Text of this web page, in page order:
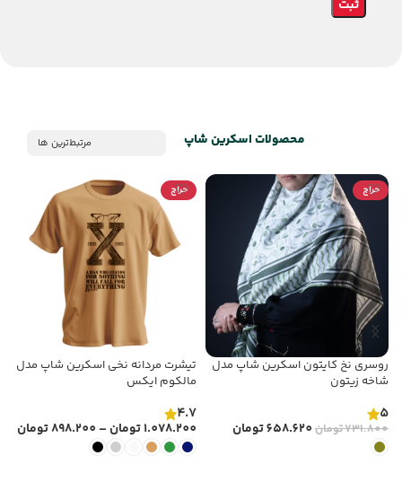
محصولات اسکرین شاپ مرتبط‌ترین ها
حراج
روسری نخ کایتون اسکرین شاپ مدل
شاخه زیتون
5
731.800تومان 658.620تومان
حراج
تیشرت مردانه نخی اسکرین شاپ مدل
مالکوم‌ ایکس
4.7
1.078.200تومان –
898.200تومان